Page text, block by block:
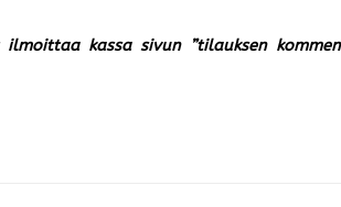
kassa sivun ”tilauksen